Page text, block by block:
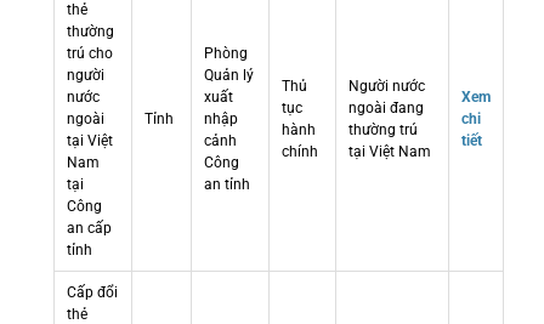
thẻ
thường
trú cho
người
nước
ngoài
tại Việt
Nam
tại
Công
an cấp
tỉnh
Tỉnh
Phòng
Quản lý
xuất
nhập
cảnh
Công
an tỉnh
Thủ
tục
hành
chính
Người nước
ngoài đang
thường trú
tại Việt Nam
Xem
chi
tiết
Cấp đổi
thẻ